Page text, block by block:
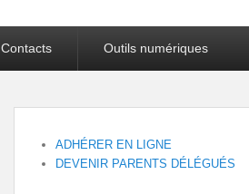
Contacts Outils numériques
ADHÉRER EN LIGNE
DEVENIR PARENTS DÉLÉGUÉS